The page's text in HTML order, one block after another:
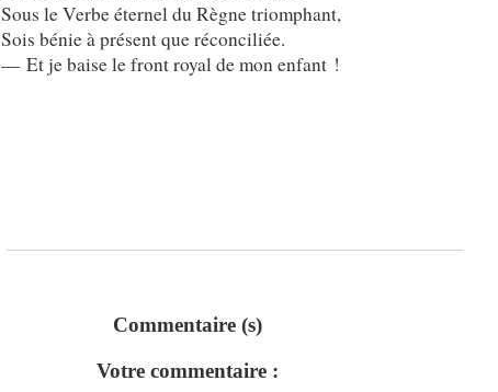
Sous le Verbe éternel du Règne triomphant,
Sois bénie à présent que réconciliée.
— Et je baise le front royal de mon enfant !
Commentaire (s)
Votre commentaire :